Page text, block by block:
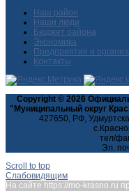
Наш район
Наши люди
Бюджет района
Экономика
Предприятия и
Контакты
Copyright © 2026
"Муниципальный округ
427650, РФ,
тел/
Эл.
Scroll to top
Слабовидящим
На сайте https://mo-krasno.ru